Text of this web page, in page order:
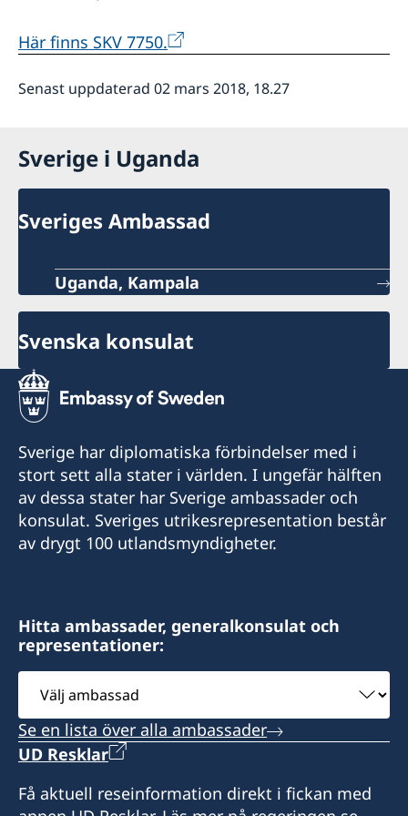
Här finns SKV 7750.
Senast uppdaterad 02 mars 2018, 18.27
Sverige i Uganda
Sveriges Ambassad
Uganda, Kampala
Svenska konsulat
Sverige har diplomatiska förbindelser med i
stort sett alla stater i världen. I ungefär hälften
av dessa stater har Sverige ambassader och
konsulat. Sveriges utrikesrepresentation består
av drygt 100 utlandsmyndigheter.
Hitta ambassader, generalkonsulat och
representationer:
Välj
ambassad
Se en lista över alla ambassader
UD Resklar
Få aktuell reseinformation direkt i fickan med